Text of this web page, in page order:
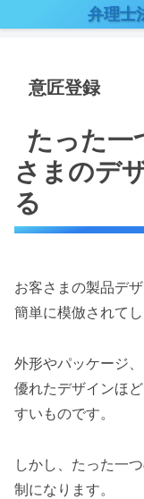
弁理士
意匠登録
たった一
さまのデ
る
お客さまの製品デ
簡単に模倣されてし
外形やパッケージ
優れたデザインほ
すいものです。
しかし、たった一
制になります。